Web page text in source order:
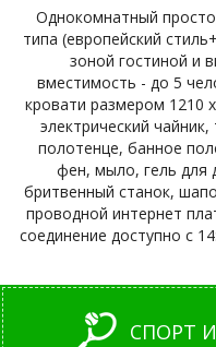
Однокомнатный
типа (европейский
зоной гостиной и
вместимость - до 5
кровати размером 1210
электрический
полотенце, банное
фен, мыло, гель для
бритвенный станок,
проводной интернет
соединение доступно с
СПОРТ